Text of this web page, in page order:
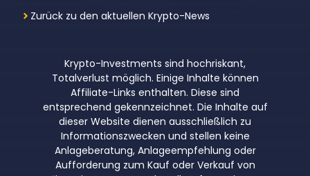
Zurück zu den aktuellen Krypto-News
Krypto-Investments sind hochriskant,
Totalverlust möglich. Einige Inhalte können
Affiliate-Links enthalten. Diese sind
entsprechend gekennzeichnet. Die Inhalte auf
dieser Website dienen ausschließlich zu
Informationszwecken und stellen keine
Anlageberatung, Anlageempfehlung oder
Aufforderung zum Kauf oder Verkauf von